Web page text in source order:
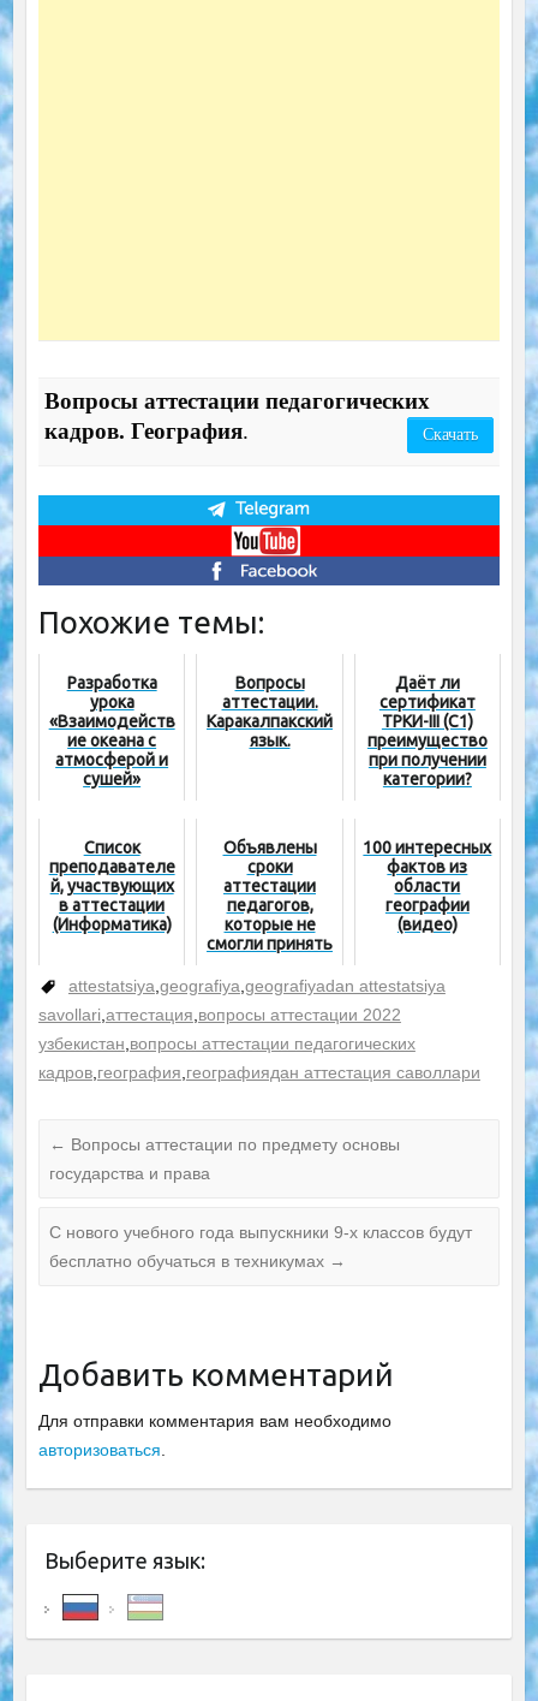
Вопросы аттестации педагогических
кадров. География. Скачать
Похожие темы:
Разработка
урока
«Взаимодейств
ие океана с
атмосферой и
сушей»
Вопросы
аттестации.
Каракалпакский
язык.
Даёт ли
сертификат
ТРКИ-III (С1)
преимущество
при получении
категории?
Список
преподавателе
й, участвующих
в аттестации
(Информатика)
Объявлены
сроки
аттестации
педагогов,
которые не
смогли принять
уважительным
причинам
100 интересных
фактов из
области
географии
(видео)
attestatsiya,geografiya,geografiyadan attestatsiya
savollari,аттестация,вопросы аттестации 2022
узбекистан,вопросы аттестации педагогических
кадров,география,географиядан аттестация саволлари
← Вопросы аттестации по предмету основы
государства и права
С нового учебного года выпускники 9-х классов будут
бесплатно обучаться в техникумах →
Добавить комментарий
Для отправки комментария вам необходимо
авторизоваться.
Выберите язык: